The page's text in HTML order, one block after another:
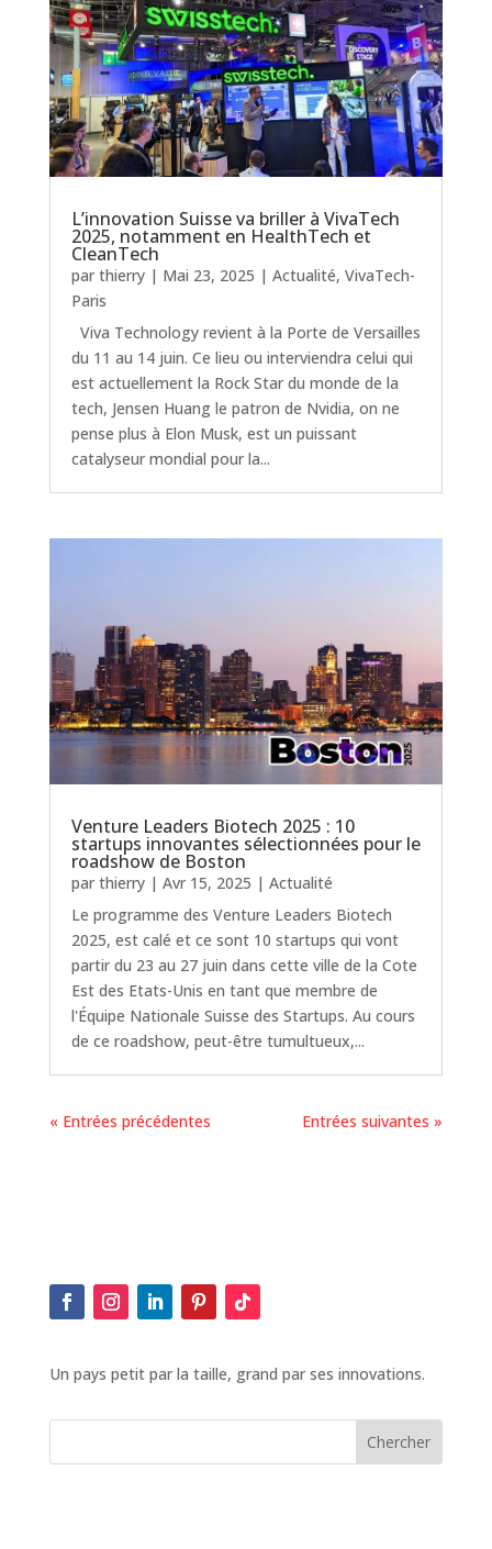
L’innovation Suisse va briller à VivaTech
2025, notamment en HealthTech et
CleanTech
par thierry| Mai 23, 2025 | Actualité, VivaTech-
Paris
Viva Technology revient à la Porte de Versailles
du 11 au 14 juin. Ce lieu ou interviendra celui qui
est actuellement la Rock Star du monde de la
tech, Jensen Huang le patron de Nvidia, on ne
pense plus à Elon Musk, est un puissant
catalyseur mondial pour la...
Venture Leaders Biotech 2025 : 10
startups innovantes sélectionnées pour le
roadshow de Boston
par thierry| Avr 15, 2025 | Actualité
Le programme des Venture Leaders Biotech
2025, est calé et ce sont 10 startups qui vont
partir du 23 au 27 juin dans cette ville de la Cote
Est des Etats-Unis en tant que membre de
l'Équipe Nationale Suisse des Startups. Au cours
de ce roadshow, peut-être tumultueux,...
« Entrées précédentes Entrées suivantes »
Un pays petit par la taille, grand par ses innovations.